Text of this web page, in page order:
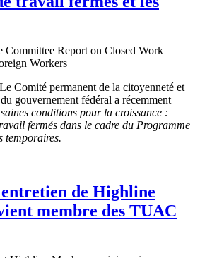
Comité permanent de la citoyenneté et
gouvernement fédéral a récemment
conditions pour la croissance :
fermés dans le cadre du Programme
temporaires.
de Highline
membre des TUAC